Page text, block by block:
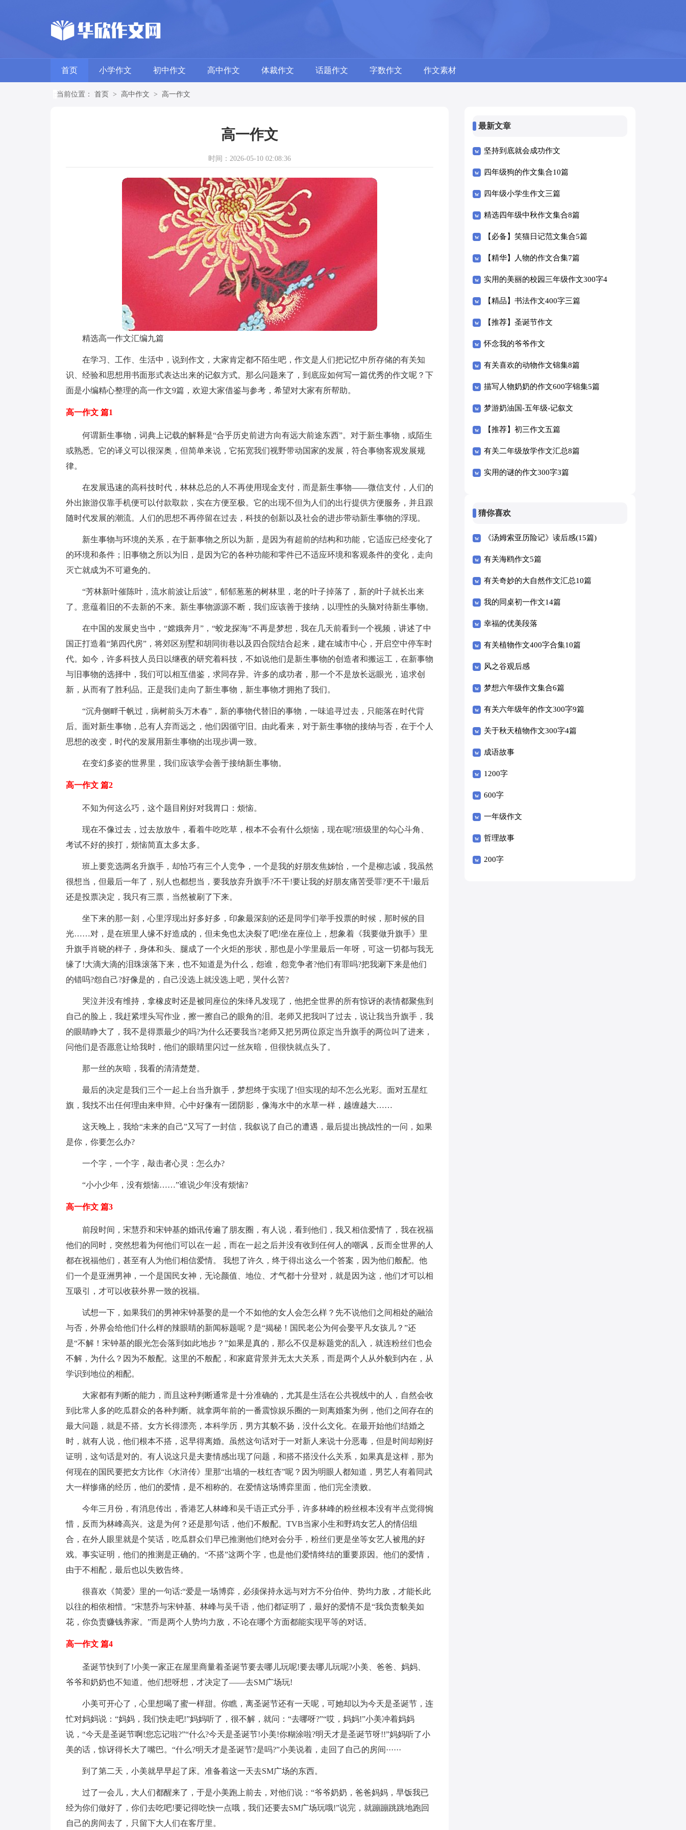
首页 小学作文 初中作文 高中作文 体裁作文 话题作文 字数作文 作文素材
当前位置： 首页 > 高中作文 > 高一作文
高一作文
时间：2026-05-10 02:08:36
精选高一作文汇编九篇
在学习、工作、生活中，说到作文，大家肯定都不陌生吧，作文是人们把记忆中所存储的有关知
识、经验和思想用书面形式表达出来的记叙方式。那么问题来了，到底应如何写一篇优秀的作文呢？下
面是小编精心整理的高一作文9篇，欢迎大家借鉴与参考，希望对大家有所帮助。
高一作文 篇1
何谓新生事物，词典上记载的解释是“合乎历史前进方向有远大前途东西”。对于新生事物，或陌生
或熟悉。它的译义可以很深奥，但简单来说，它拓宽我们视野带动国家的发展，符合事物客观发展规
律。
在发展迅速的高科技时代，林林总总的人不再使用现金支付，而是新生事物——微信支付，人们的
外出旅游仅靠手机便可以付款取款，实在方便至极。它的出现不但为人们的出行提供方便服务，并且跟
随时代发展的潮流。人们的思想不再停留在过去，科技的创新以及社会的进步带动新生事物的浮现。
新生事物与环境的关系，在于新事物之所以为新，是因为有超前的结构和功能，它适应已经变化了
的环境和条件；旧事物之所以为旧，是因为它的各种功能和零件已不适应环境和客观条件的变化，走向
灭亡就成为不可避免的。
“芳林新叶催陈叶，流水前波让后波”，郁郁葱葱的树林里，老的叶子掉落了，新的叶子就长出来
了。意蕴着旧的不去新的不来。新生事物源源不断，我们应该善于接纳，以理性的头脑对待新生事物。
在中国的发展史当中，“嫦娥奔月”，“蛟龙探海”不再是梦想，我在几天前看到一个视频，讲述了中
国正打造着“第四代房”，将郊区别墅和胡同街巷以及四合院结合起来，建在城市中心，开启空中停车时
代。如今，许多科技人员日以继夜的研究着科技，不如说他们是新生事物的创造者和搬运工，在新事物
与旧事物的选择中，我们可以相互借鉴，求同存异。许多的成功者，那一个不是放长远眼光，追求创
新，从而有了胜利品。正是我们走向了新生事物，新生事物才拥抱了我们。
“沉舟侧畔千帆过，病树前头万木春”，新的事物代替旧的事物，一味追寻过去，只能落在时代背
后。面对新生事物，总有人弃而远之，他们因循守旧。由此看来，对于新生事物的接纳与否，在于个人
思想的改变，时代的发展用新生事物的出现步调一致。
在变幻多姿的世界里，我们应该学会善于接纳新生事物。
高一作文 篇2
不知为何这么巧，这个题目刚好对我胃口：烦恼。
现在不像过去，过去放放牛，看着牛吃吃草，根本不会有什么烦恼，现在呢?班级里的勾心斗角、
考试不好的挨打，烦恼简直太多太多。
班上要竞选两名升旗手，却恰巧有三个人竞争，一个是我的好朋友焦姊怡，一个是柳志诚，我虽然
很想当，但最后一年了，别人也都想当，要我放弃升旗手?不干!要让我的好朋友痛苦受罪?更不干!最后
还是投票决定，我只有三票，当然被刷了下来。
坐下来的那一刻，心里浮现出好多好多，印象最深刻的还是同学们举手投票的时候，那时候的目
光……对，是在班里人缘不好造成的，但未免也太决裂了吧!坐在座位上，想象着《我要做升旗手》里
升旗手肖晓的样子，身体和头、腿成了一个火炬的形状，那也是小学里最后一年呀，可这一切都与我无
缘了!大滴大滴的泪珠滚落下来，也不知道是为什么，怨谁，怨竞争者?他们有罪吗?把我涮下来是他们
的错吗?怨自己?好像是的，自己没选上就没选上吧，哭什么苦?
哭泣并没有维持，拿橡皮时还是被同座位的朱绎凡发现了，他把全世界的所有惊讶的表情都聚焦到
自己的脸上，我赶紧埋头写作业，擦一擦自己的眼角的泪。老师又把我叫了过去，说让我当升旗手，我
的眼睛睁大了，我不是得票最少的吗?为什么还要我当?老师又把另两位原定当升旗手的两位叫了进来，
问他们是否愿意让给我时，他们的眼睛里闪过一丝灰暗，但很快就点头了。
那一丝的灰暗，我看的清清楚楚。
最后的决定是我们三个一起上台当升旗手，梦想终于实现了!但实现的却不怎么光彩。面对五星红
旗，我找不出任何理由来申辩。心中好像有一团阴影，像海水中的水草一样，越缠越大……
这天晚上，我给“未来的自己”又写了一封信，我叙说了自己的遭遇，最后提出挑战性的一问，如果
是你，你要怎么办?
一个字，一个字，敲击者心灵：怎么办?
“小小少年，没有烦恼……”谁说少年没有烦恼?
高一作文 篇3
前段时间，宋慧乔和宋钟基的婚讯传遍了朋友圈，有人说，看到他们，我又相信爱情了，我在祝福
他们的同时，突然想着为何他们可以在一起，而在一起之后并没有收到任何人的嘲讽，反而全世界的人
都在祝福他们，甚至有人为他们相信爱情。 我想了许久，终于得出这么一个答案，因为他们般配。他
们一个是亚洲男神，一个是国民女神，无论颜值、地位、才气都十分登对，就是因为这，他们才可以相
互吸引，才可以收获外界一致的祝福。
试想一下，如果我们的男神宋钟基娶的是一个不如他的女人会怎么样？先不说他们之间相处的融洽
与否，外界会给他们什么样的辣眼睛的新闻标题呢？是“揭秘！国民老公为何会娶平凡女孩儿？”还
是“不解！宋钟基的眼光怎会落到如此地步？”如果是真的，那么不仅是标题党的乱入，就连粉丝们也会
不解，为什么？因为不般配。这里的不般配，和家庭背景并无太大关系，而是两个人从外貌到内在，从
学识到地位的相配。
大家都有判断的能力，而且这种判断通常是十分准确的，尤其是生活在公共视线中的人，自然会收
到比常人多的吃瓜群众的各种判断。就拿两年前的一番震惊娱乐圈的一则离婚案为例，他们之间存在的
最大问题，就是不搭。女方长得漂亮，本科学历，男方其貌不扬，没什么文化。在最开始他们结婚之
时，就有人说，他们根本不搭，迟早得离婚。虽然这句话对于一对新人来说十分恶毒，但是时间却刚好
证明，这句话是对的。有人说这只是夫妻情感出现了问题，和搭不搭没什么关系，如果真是这样，那为
何现在的国民要把女方比作《水浒传》里那“出墙的一枝红杏”呢？因为明眼人都知道，男艺人有着同武
大一样惨痛的经历，他们的爱情，是不相称的。在爱情这场博弈里面，他们完全溃败。
今年三月份，有消息传出，香港艺人林峰和吴千语正式分手，许多林峰的粉丝根本没有半点觉得惋
惜，反而为林峰高兴。这是为何？还是那句话，他们不般配。TVB当家小生和野鸡女艺人的情侣组
合，在外人眼里就是个笑话，吃瓜群众们早已推测他们绝对会分手，粉丝们更是坐等女艺人被甩的好
戏。事实证明，他们的推测是正确的。“不搭”这两个字，也是他们爱情终结的重要原因。他们的爱情，
由于不相配，最后也以失败告终。
很喜欢《简爱》里的一句话:“爱是一场博弈，必须保持永远与对方不分伯仲、势均力敌，才能长此
以往的相依相惜。”宋慧乔与宋钟基、林峰与吴千语，他们都证明了，最好的爱情不是“我负责貌美如
花，你负责赚钱养家。”而是两个人势均力敌，不论在哪个方面都能实现平等的对话。
高一作文 篇4
圣诞节快到了!小美一家正在屋里商量着圣诞节要去哪儿玩呢!要去哪儿玩呢?小美、爸爸、妈妈、
爷爷和奶奶也不知道。他们想呀想，才决定了——去SM广场玩!
小美可开心了，心里想喝了蜜一样甜。你瞧，离圣诞节还有一天呢，可她却以为今天是圣诞节，连
忙对妈妈说：“妈妈，我们快走吧!”妈妈听了，很不解，就问：“去哪呀?”“哎，妈妈!”小美冲着妈妈
说，“今天是圣诞节啊!您忘记啦?”“什么?今天是圣诞节!小美!你糊涂啦?明天才是圣诞节呀!!”妈妈听了小
美的话，惊讶得长大了嘴巴。“什么?明天才是圣诞节?是吗?”小美说着，走回了自己的房间······
到了第二天，小美就早早起了床。准备着这一天去SM广场的东西。
过了一会儿，大人们都醒来了，于是小美跑上前去，对他们说：“爷爷奶奶，爸爸妈妈，早饭我已
经为你们做好了，你们去吃吧!要记得吃快一点哦，我们还要去SM广场玩哦!”说完，就蹦蹦跳跳地跑回
自己的房间去了，只留下大人们在客厅里。
最新文章
坚持到底就会成功作文
四年级狗的作文集合10篇
四年级小学生作文三篇
精选四年级中秋作文集合8篇
【必备】笑猫日记范文集合5篇
【精华】人物的作文合集7篇
实用的美丽的校园三年级作文300字4
篇
【精品】书法作文400字三篇
【推荐】圣诞节作文
怀念我的爷爷作文
有关喜欢的动物作文锦集8篇
描写人物奶奶的作文600字锦集5篇
梦游奶油国-五年级-记叙文
【推荐】初三作文五篇
有关二年级放学作文汇总8篇
实用的谜的作文300字3篇
猜你喜欢
《汤姆索亚历险记》读后感(15篇)
有关海鸥作文5篇
有关奇妙的大自然作文汇总10篇
我的同桌初一作文14篇
幸福的优美段落
有关植物作文400字合集10篇
风之谷观后感
梦想六年级作文集合6篇
有关六年级年的作文300字9篇
关于秋天植物作文300字4篇
成语故事
1200字
600字
一年级作文
哲理故事
200字